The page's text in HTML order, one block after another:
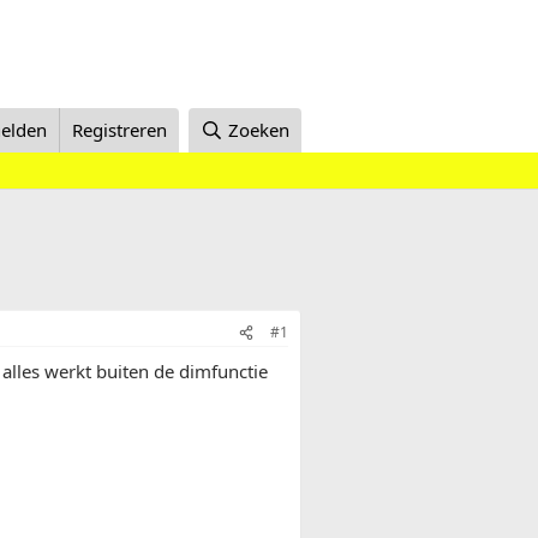
Registreren Zoeken
#1
werkt buiten de dimfunctie